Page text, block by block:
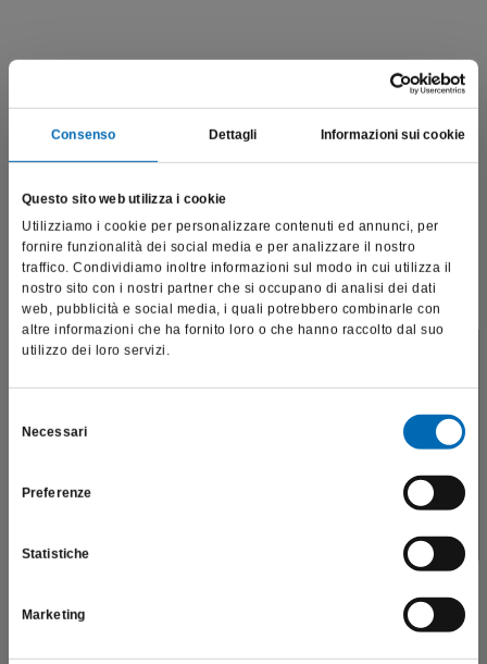
Consenso Dettagli Informazioni sui cookie
Questo sito web utilizza i cookie
Utilizziamo i cookie per personalizzare contenuti ed annunci, per
fornire funzionalità dei social media e per analizzare il nostro
traffico. Condividiamo inoltre informazioni sul modo in cui utilizza il
nostro sito con i nostri partner che si occupano di analisi dei dati
web, pubblicità e social media, i quali potrebbero combinarle con
altre informazioni che ha fornito loro o che hanno raccolto dal suo
utilizzo dei loro servizi.
delNecessari
Preferenze
Statistiche
Marketing
ZR8379
professionali e riporta dati, prodotti e beni sensibili per la
salute e la sicurezza del paziente; pertanto, per visitare il sito,